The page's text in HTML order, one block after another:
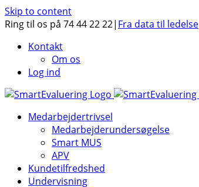
Skip to content
Ring til os på 74 44 22 22| Fra data til ledelse
Kontakt
Om os
Log ind
Medarbejdertrivsel
Medarbejderundersøgelse
Smart MUS
APV
Kundetilfredshed
Undervisning